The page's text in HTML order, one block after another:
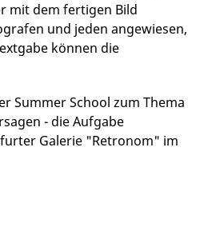
mit dem fertigen Bild
und jeden angewiesen,
können die
Summer School zum Thema
- die Aufgabe
Galerie "Retronom" im